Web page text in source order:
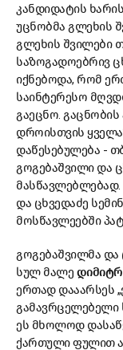
კანდიდატის
უცნობმა გლეხის
გლეხის შვილები
საზოგადოებრივ
იქნებოდა, რომ
საინტერესო
გაეცნო.
დროისთვის
დაწესებულება -
გოგებაშვილი და
და ცხვედაძე
მოსწავლეებში
გოგებაშვილმა
სულ მალე
ერთად დააარსეს
გამავრცელებელი
ეს მხოლოდ
ქართული ფულით